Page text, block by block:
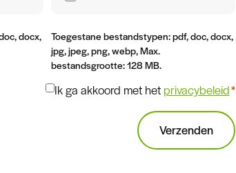
docx,
Toegestane bestandstypen: pdf, doc, docx,
jpg, jpeg, png, webp, Max.
bestandsgrootte: 128 MB.
Ik ga akkoord met het privacybeleid*